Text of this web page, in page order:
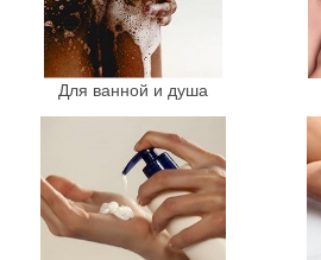
Для ванной и душа